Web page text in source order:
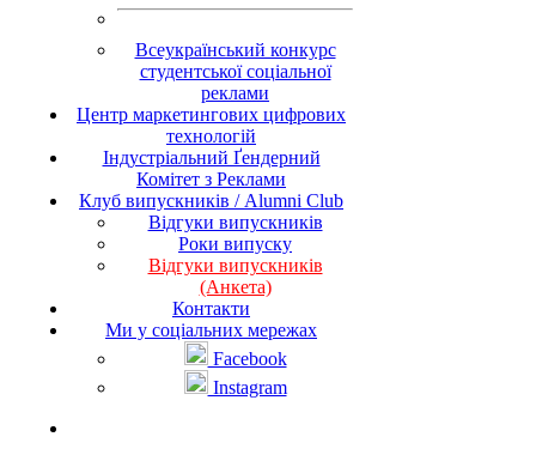
Всеукраїнський конкурс
студентської соціальної
реклами
Центр маркетингових цифрових
технологій
Індустріальний Ґендерний
Комітет з Реклами
Клуб випускників / Alumni Club
Відгуки випускників
Роки випуску
Відгуки випускників
(Анкета)
Контакти
Ми у соціальних мережах
Facebook
Instagram